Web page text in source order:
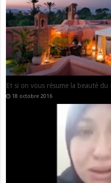
Et si on vous résume la beauté
18 octobre 2016